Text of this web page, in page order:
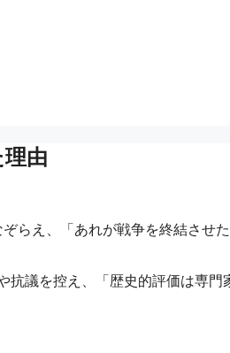
由
らえ、「あれが戦争を終結させ
抗議を控え、「歴史的評価は専門